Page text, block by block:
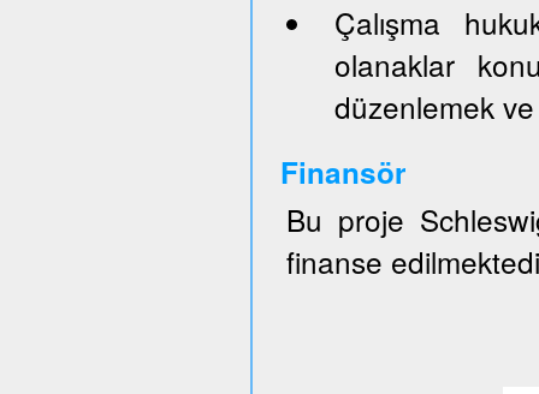
Çalışma
olanaklar
düzenlemek
Finansör
Bu proje
finanse